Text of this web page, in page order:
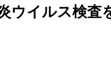
ウイルス検査